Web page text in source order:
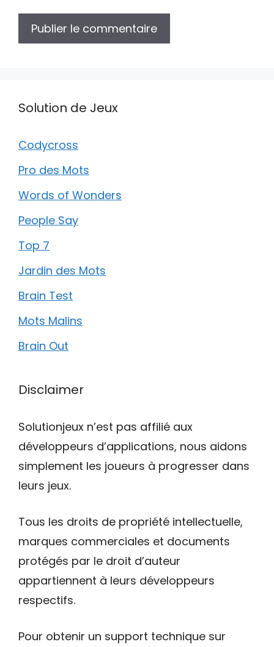
Solution de Jeux
Codycross
Pro des Mots
Words of Wonders
People Say
Top 7
Jardin des Mots
Brain Test
Mots Malins
Brain Out
Disclaimer
Solutionjeux n’est pas affilié aux
développeurs d’applications, nous aidons
simplement les joueurs à progresser dans
leurs jeux.
Tous les droits de propriété intellectuelle,
marques commerciales et documents
protégés par le droit d’auteur
appartiennent à leurs développeurs
respectifs.
Pour obtenir un support technique sur